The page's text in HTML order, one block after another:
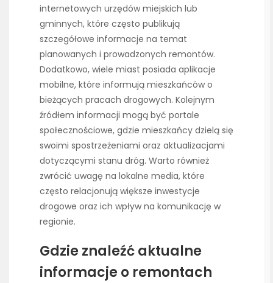
internetowych urzędów miejskich lub
gminnych, które często publikują
szczegółowe informacje na temat
planowanych i prowadzonych remontów.
Dodatkowo, wiele miast posiada aplikacje
mobilne, które informują mieszkańców o
bieżących pracach drogowych. Kolejnym
źródłem informacji mogą być portale
społecznościowe, gdzie mieszkańcy dzielą się
swoimi spostrzeżeniami oraz aktualizacjami
dotyczącymi stanu dróg. Warto również
zwrócić uwagę na lokalne media, które
często relacjonują większe inwestycje
drogowe oraz ich wpływ na komunikację w
regionie.
Gdzie znaleźć aktualne
informacje o remontach